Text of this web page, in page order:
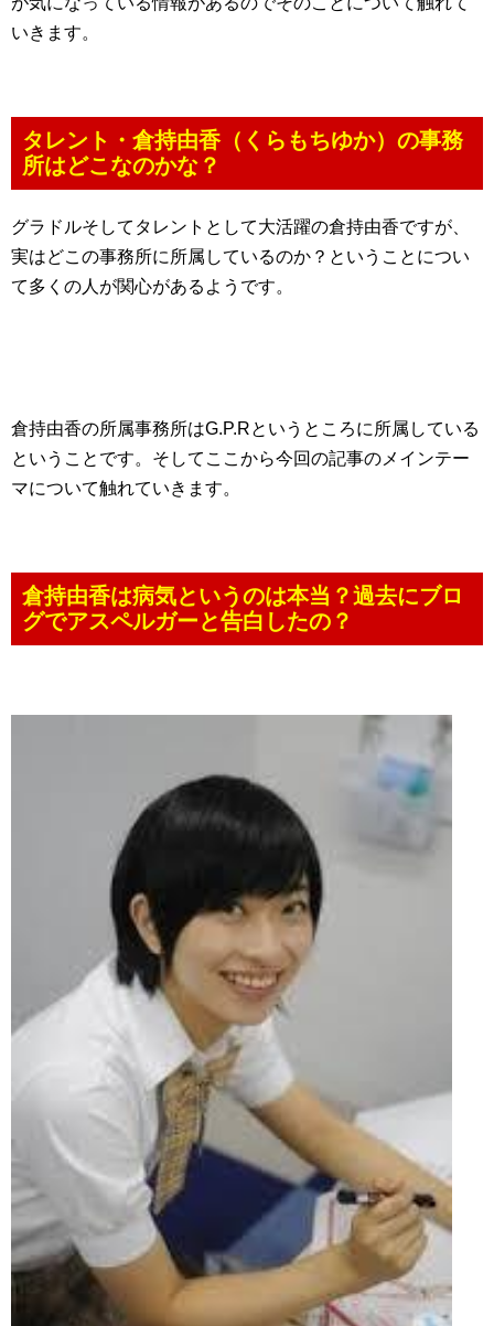
いきます。
タレント・倉持由香（くらもちゆか）の事務
所はどこなのかな？
グラドルそしてタレントとして大活躍の倉持由香ですが、
実はどこの事務所に所属しているのか？ということについ
て多くの人が関心があるようです。
倉持由香の所属事務所はG.P.Rというところに所属している
ということです。そしてここから今回の記事のメインテー
マについて触れていきます。
倉持由香は病気というのは本当？過去にブロ
グでアスペルガーと告白したの？